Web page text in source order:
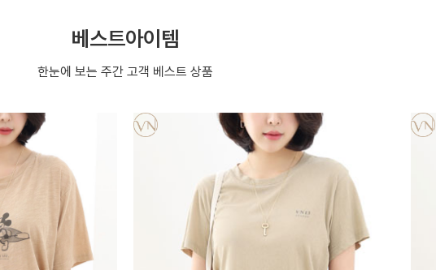
베스트아이템
한눈에 보는 주간 고객 베스트 상품